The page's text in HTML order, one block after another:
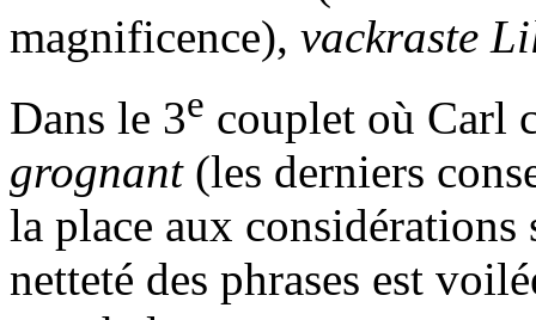
magnificence), vackraste
Dans le 3e couplet où Carl
grognant(les derniers
la place aux
netteté des phrases est